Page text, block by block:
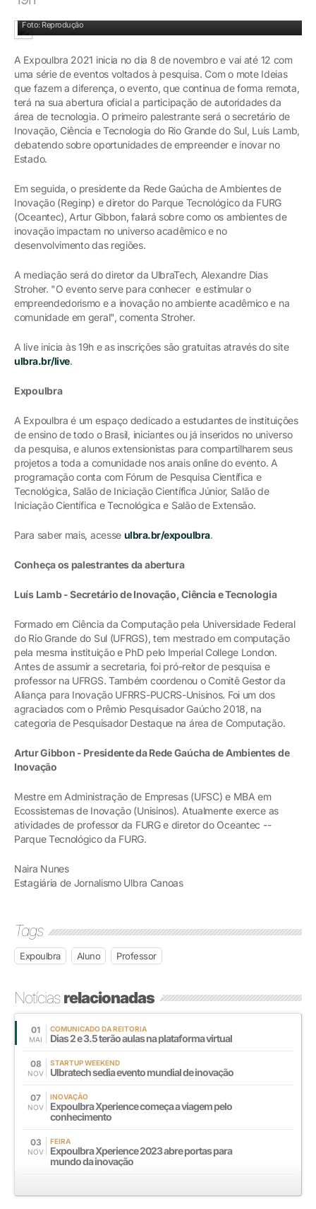
Foto: Reprodução
A Expoulbra 2021 inicia no dia 8 de novembro e vai até 12 com
uma série de eventos voltados à pesquisa. Com o mote Ideias
que fazem a diferença, o evento, que continua de forma remota,
terá na sua abertura oficial a participação de autoridades da
área de tecnologia. O primeiro palestrante será o secretário de
Inovação, Ciência e Tecnologia do Rio Grande do Sul, Luís Lamb,
debatendo sobre oportunidades de empreender e inovar no
Estado.
Em seguida, o presidente da Rede Gaúcha de Ambientes de
Inovação (Reginp) e diretor do Parque Tecnológico da FURG
(Oceantec), Artur Gibbon, falará sobre como os ambientes de
inovação impactam no universo acadêmico e no
desenvolvimento das regiões.
A mediação será do diretor da UlbraTech, Alexandre Dias
Stroher. "O evento serve para conhecer e estimular o
empreendedorismo e a inovação no ambiente acadêmico e na
comunidade em geral", comenta Stroher.
A live inicia às 19h e as inscrições são gratuitas através do site
ulbra.br/live.
Expoulbra
A Expoulbra é um espaço dedicado a estudantes de instituições
de ensino de todo o Brasil, iniciantes ou já inseridos no universo
da pesquisa, e alunos extensionistas para compartilharem seus
projetos a toda a comunidade nos anais online do evento. A
programação conta com Fórum de Pesquisa Científica e
Tecnológica, Salão de Iniciação Científica Júnior, Salão de
Iniciação Científica e Tecnológica e Salão de Extensão.
Para saber mais, acesse ulbra.br/expoulbra.
Conheça os palestrantes da abertura
Luís Lamb - Secretário de Inovação, Ciência e Tecnologia
Formado em Ciência da Computação pela Universidade Federal
do Rio Grande do Sul (UFRGS), tem mestrado em computação
pela mesma instituição e PhD pelo Imperial College London.
Antes de assumir a secretaria, foi pró-reitor de pesquisa e
professor na UFRGS. Também coordenou o Comitê Gestor da
Aliança para Inovação UFRRS-PUCRS-Unisinos. Foi um dos
agraciados com o Prêmio Pesquisador Gaúcho 2018, na
categoria de Pesquisador Destaque na área de Computação.
Artur Gibbon - Presidente da Rede Gaúcha de Ambientes de
Inovação
Mestre em Administração de Empresas (UFSC) e MBA em
Ecossistemas de Inovação (Unisinos). Atualmente exerce as
atividades de professor da FURG e diretor do Oceantec --
Parque Tecnológico da FURG.
Naira Nunes
Estagiária de Jornalismo Ulbra Canoas
Tags
Expoulbra Aluno Professor
Notíciasrelacionadas
01
MAI
COMUNICADO DA REITORIA
Dias 2 e 3.5 terão aulas na plataforma virtual
08
NOV
STARTUP WEEKEND
Ulbratech sedia evento mundial de inovação
07
NOV
INOVAÇÃO
Expoulbra Xperience começa a viagem pelo
conhecimento
03
NOV
FEIRA
Expoulbra Xperience 2023 abre portas para
mundo da inovação